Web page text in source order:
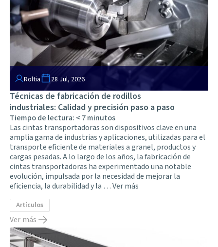
Roltia 28 Jul, 2026
Técnicas de fabricación de rodillos
industriales: Calidad y precisión paso a paso
Tiempo de lectura: < 7minutos
Las cintas transportadoras son dispositivos clave en una
amplia gama de industrias y aplicaciones, utilizadas para el
transporte eficiente de materiales a granel, productos y
cargas pesadas. A lo largo de los años, la fabricación de
cintas transportadoras ha experimentado una notable
evolución, impulsada por la necesidad de mejorar la
eficiencia, la durabilidad y la …Ver más
Artículos
Ver más